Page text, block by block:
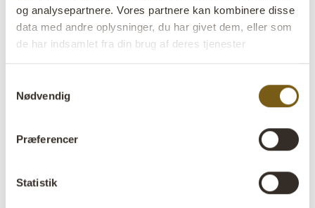
og analysepartnere. Vores partnere kan kombinere disse
data med andre oplysninger, du har givet dem, eller som
de har indsamlet fra din brug af deres tjenester
Nødvendig
Præferencer
Statistik
Colli:
Farve: Jern
VIGTIGT hvert produkt er unik i farve og finish